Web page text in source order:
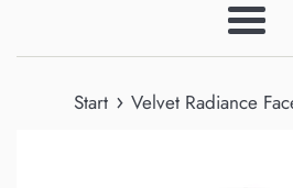
Menu
Start › Velvet Radiance